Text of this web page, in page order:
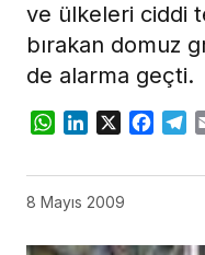
ve ülkeleri ciddi
bırakan domuz
de alarma geçti.
WhatsApp
LinkedIn
X
8 Mayıs 2009